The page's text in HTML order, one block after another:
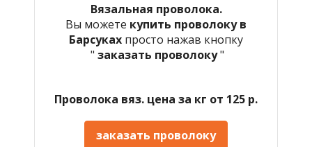
Вязальная проволока.
Вы можете купить проволоку в
Барсуках просто нажав кнопку
" заказать проволоку"
Проволока вяз. цена за кг от 125 р.
заказать проволоку